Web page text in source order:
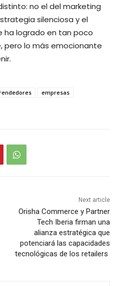
no el del marketing
silenciosa y el
ha logrado en tan poco
pero lo más emocionante
empresas
Next article
Orisha Commerce y Partner
Tech Iberia firman una
alianza estratégica que
potenciará las capacidades
tecnológicas de los retailers